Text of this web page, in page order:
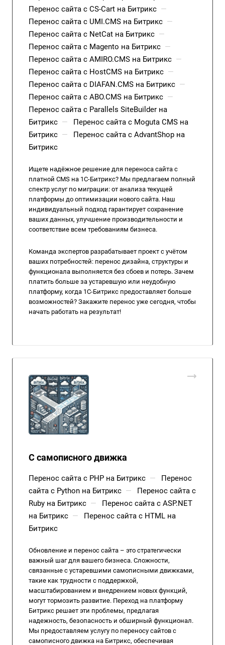
Перенос сайта с CS-Cart на Битрикс —
Перенос сайта с UMI.CMS на Битрикс —
Перенос сайта с NetCat на Битрикс —
Перенос сайта с Magento на Битрикс —
Перенос сайта с AMIRO.CMS на Битрикс —
Перенос сайта с HostCMS на Битрикс —
Перенос сайта с DIAFAN.CMS на Битрикс —
Перенос сайта с ABO.CMS на Битрикс —
Перенос сайта с Parallels SiteBuilder на
Битрикс —
Перенос сайта с Moguta CMS на
Битрикс —
Перенос сайта с AdvantShop на
Битрикс
Ищете надёжное решение для переноса сайта с
платной CMS на 1С-Битрикс? Мы предлагаем полный
спектр услуг по миграции: от анализа текущей
платформы до оптимизации нового сайта. Наш
индивидуальный подход гарантирует сохранение
ваших данных, улучшение производительности и
соответствие всем требованиям бизнеса.
Команда экспертов разрабатывает проект с учётом
ваших потребностей: перенос дизайна, структуры и
функционала выполняется без сбоев и потерь. Зачем
платить больше за устаревшую или неудобную
платформу, когда 1С-Битрикс предоставляет больше
возможностей? Закажите перенос уже сегодня, чтобы
начать работать на результат!
С самописного движка
Перенос сайта с PHP на Битрикс —
Перенос
сайта с Python на Битрикс —
Перенос сайта с
Ruby на Битрикс —
Перенос сайта с ASP.NET
на Битрикс —
Перенос сайта с HTML на
Битрикс
Обновление и перенос сайта – это стратегически
важный шаг для вашего бизнеса. Сложности,
связанные с устаревшими самописными движками,
такие как трудности с поддержкой,
масштабированием и внедрением новых функций,
могут тормозить развитие. Переход на платформу
Битрикс решает эти проблемы, предлагая
надежность, безопасность и обширный функционал.
Мы предоставляем услугу по переносу сайтов с
самописного движка на Битрикс, обеспечивая